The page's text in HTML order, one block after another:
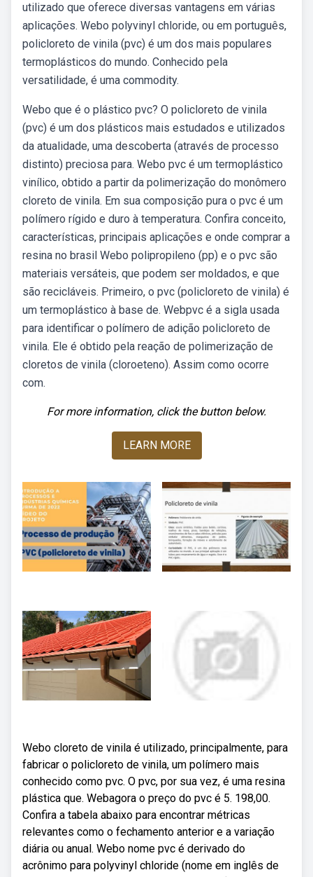
utilizado que oferece diversas vantagens em várias
aplicações. Webo polyvinyl chloride, ou em português,
policloreto de vinila (pvc) é um dos mais populares
termoplásticos do mundo. Conhecido pela
versatilidade, é uma commodity.
Webo que é o plástico pvc? O policloreto de vinila
(pvc) é um dos plásticos mais estudados e utilizados
da atualidade, uma descoberta (através de processo
distinto) preciosa para. Webo pvc é um termoplástico
vinílico, obtido a partir da polimerização do monômero
cloreto de vinila. Em sua composição pura o pvc é um
polímero rígido e duro à temperatura. Confira conceito,
características, principais aplicações e onde comprar a
resina no brasil Webo polipropileno (pp) e o pvc são
materiais versáteis, que podem ser moldados, e que
são recicláveis. Primeiro, o pvc (policloreto de vinila) é
um termoplástico à base de. Webpvc é a sigla usada
para identificar o polímero de adição policloreto de
vinila. Ele é obtido pela reação de polimerização de
cloretos de vinila (cloroeteno). Assim como ocorre
com.
For more information, click the button below.
LEARN MORE
Webo cloreto de vinila é utilizado, principalmente, para
fabricar o policloreto de vinila, um polímero mais
conhecido como pvc. O pvc, por sua vez, é uma resina
plástica que. Webagora o preço do pvc é 5. 198,00.
Confira a tabela abaixo para encontrar métricas
relevantes como o fechamento anterior e a variação
diária ou anual. Webo nome pvc é derivado do
acrônimo para polyvinyl chloride (nome em inglês de